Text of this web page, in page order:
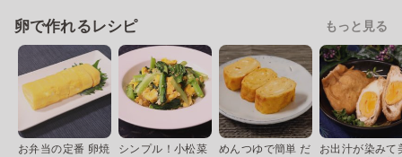
卵で作れるレシピ もっと見る
お弁当の定番 卵焼
シンプル！小松菜
めんつゆで簡単 だ
お出汁が染みて